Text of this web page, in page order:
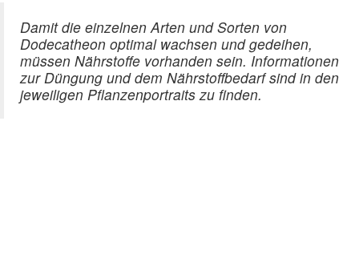
Damit die einzelnen Arten und Sorten von
Dodecatheon optimal wachsen und gedeihen,
müssen Nährstoffe vorhanden sein. Informationen
zur Düngung und dem Nährstoffbedarf sind in den
jeweiligen Pflanzenportraits zu finden.